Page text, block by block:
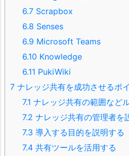
6.7 Scrapbox
6.8 Senses
6.9 Microsoft Teams
6.10 Knowledge
6.11 PukiWiki
7 ナレッジ共有を成功させるポ
7.1 ナレッジ共有の範囲など
7.2 ナレッジ共有の管理者を
7.3 導入する目的を説明する
7.4 共有ツールを活用する